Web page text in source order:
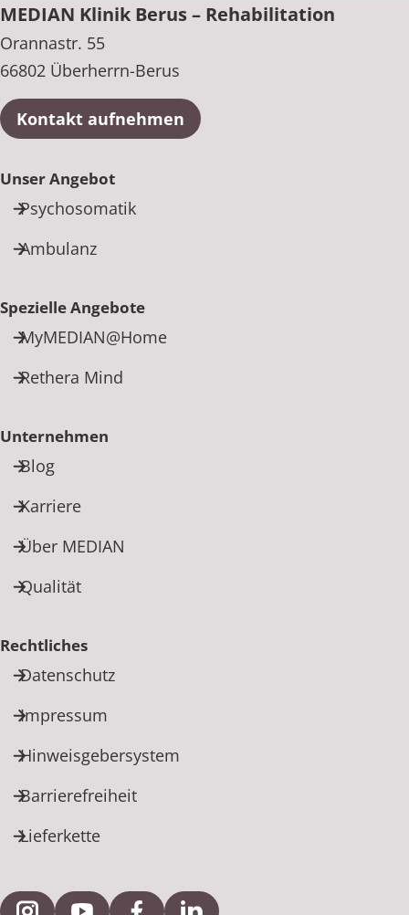
MEDIAN Klinik Berus – Rehabilitation
Orannastr. 55
66802 Überherrn-Berus
Kontakt aufnehmen
Unser Angebot
Psychosomatik
Ambulanz
Spezielle Angebote
MyMEDIAN@Home
Rethera Mind
Unternehmen
Blog
Karriere
Über MEDIAN
Qualität
Rechtliches
Datenschutz
Impressum
Hinweisgebersystem
Barrierefreiheit
Lieferkette